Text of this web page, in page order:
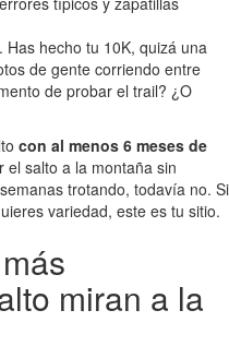
hecho tu 10K, quizá una
de gente corriendo entre
de probar el trail? ¿O
con al menos 6 meses de
el salto a la montaña sin
trotando, todavía no. Si
variedad, este es tu sitio.
miran a la